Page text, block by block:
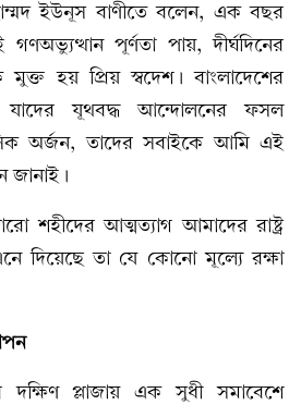
ইউনূস বাণীতে বলেন, এক বছর
পূর্ণতা পায়, দীর্ঘদিনের
মুক্ত হয় প্রিয় স্বদেশ। বাংলাদেশের
যূথবদ্ধ আন্দোলনের ফসল
অর্জন, তাদের সবাইকে আমি এই
জানাই।
শহীদের আত্মত্যাগ আমাদের রাষ্ট্র
দিয়েছে তা যে কোনো মূল্যে রক্ষা
প্লাজায় এক সুধী সমাবেশে